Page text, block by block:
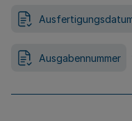
Ausgabennummer